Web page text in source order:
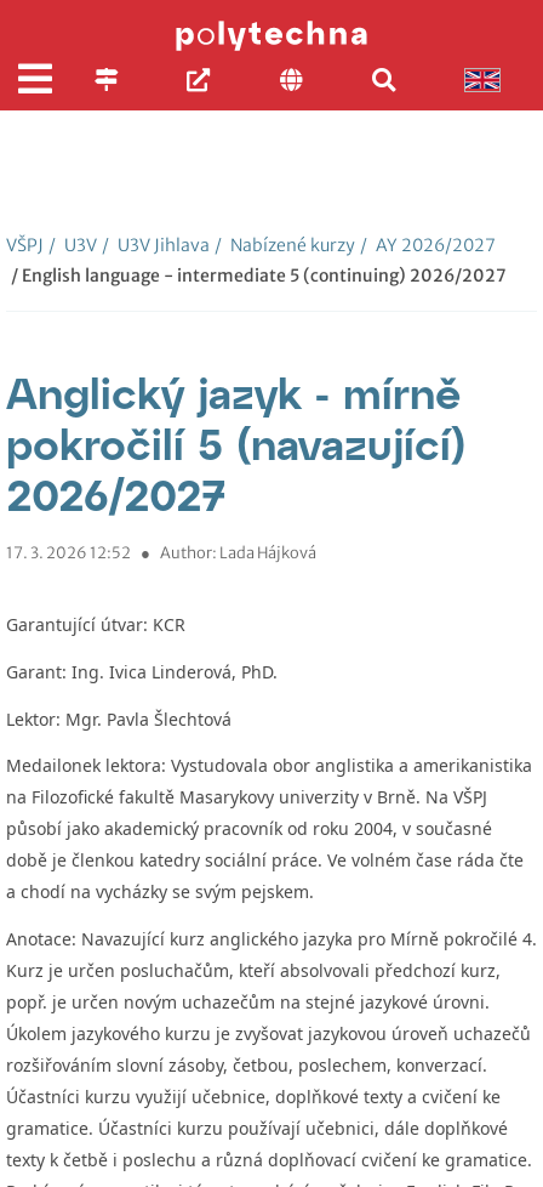
VŠPJ / U3V / U3V Jihlava / Nabízené kurzy / AY 2026/2027
/ English language - intermediate 5 (continuing) 2026/2027
Anglický jazyk - mírně
pokročilí 5 (navazující)
2026/2027
17. 3. 2026 12:52 ● Author: Lada Hájková
Garantující útvar: KCR
Garant: Ing. Ivica Linderová, PhD.
Lektor: Mgr. Pavla Šlechtová
Medailonek lektora: Vystudovala obor anglistika a amerikanistika
na Filozofické fakultě Masarykovy univerzity v Brně. Na VŠPJ
působí jako akademický pracovník od roku 2004, v současné
době je členkou katedry sociální práce. Ve volném čase ráda čte
a chodí na vycházky se svým pejskem.
Anotace: Navazující kurz anglického jazyka pro Mírně pokročilé 4.
Kurz je určen posluchačům, kteří absolvovali předchozí kurz,
popř. je určen novým uchazečům na stejné jazykové úrovni.
Úkolem jazykového kurzu je zvyšovat jazykovou úroveň uchazečů
rozšiřováním slovní zásoby, četbou, poslechem, konverzací.
Účastníci kurzu využijí učebnice, doplňkové texty a cvičení ke
gramatice. Účastníci kurzu používají učebnici, dále doplňkové
texty k četbě i poslechu a různá doplňovací cvičení ke gramatice.